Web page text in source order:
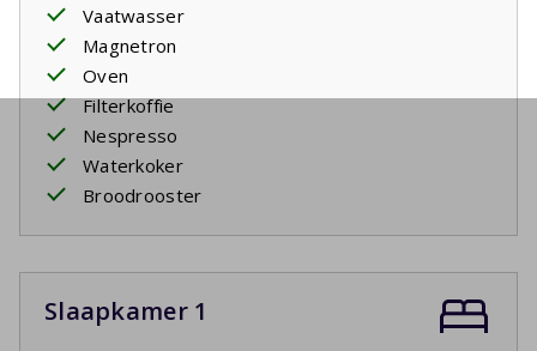
Vaatwasser
Magnetron
Oven
Filterkoffie
Nespresso
Waterkoker
Broodrooster
Slaapkamer 1